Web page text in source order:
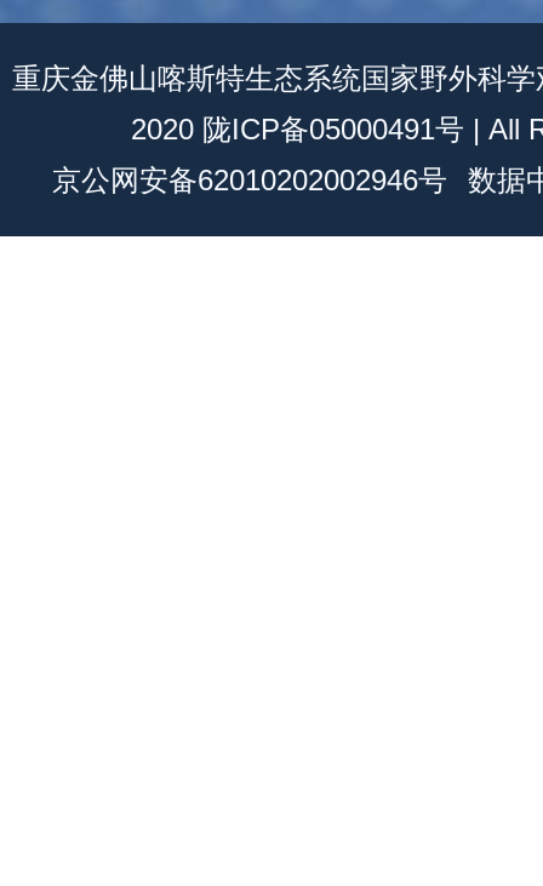
重庆金佛山喀斯特生态系统国家野外科
2020 陇ICP备05000491号 | All
京公网安备62010202002946号
数据